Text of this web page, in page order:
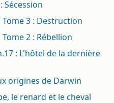
Sécession
3 : Destruction
2 : Rébellion
: L'hôtel de la dernière
origines de Darwin
le renard et le cheval